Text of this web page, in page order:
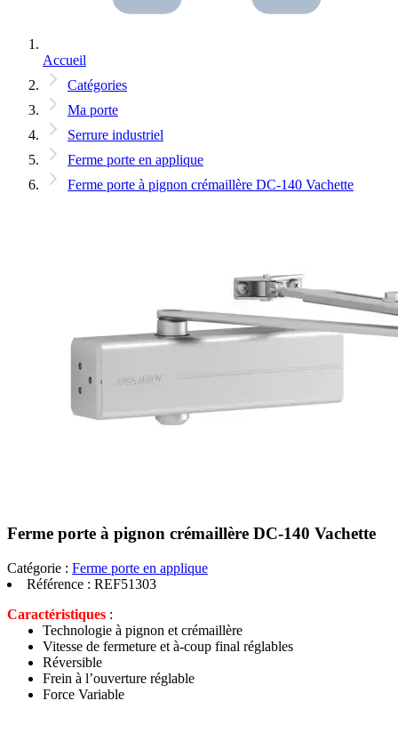
Accueil
Catégories
Ma porte
Serrure industriel
Ferme porte en applique
Ferme porte à pignon crémaillère DC-140 Vachette
Ferme porte à pignon crémaillère DC-140 Vachette
Catégorie : Ferme porte en applique
Référence : REF51303
Caractéristiques :
Technologie à pignon et crémaillère
Vitesse de fermeture et à-coup final réglables
Réversible
Frein à l’ouverture réglable
Force Variable